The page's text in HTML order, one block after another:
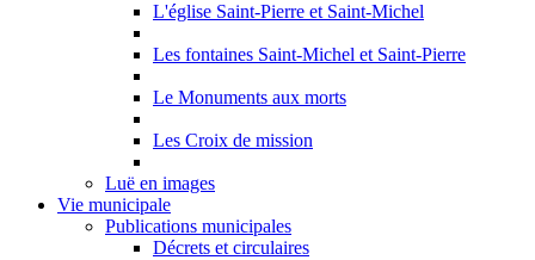
L'église Saint-Pierre et Saint-Michel
Les fontaines Saint-Michel et Saint-Pierre
Le Monuments aux morts
Les Croix de mission
Luë en images
Vie municipale
Publications municipales
Décrets et circulaires